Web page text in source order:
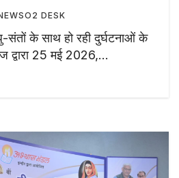
DESK
के साथ हो रही दुर्घटनाओं के
द्वारा 25 मई 2026,…